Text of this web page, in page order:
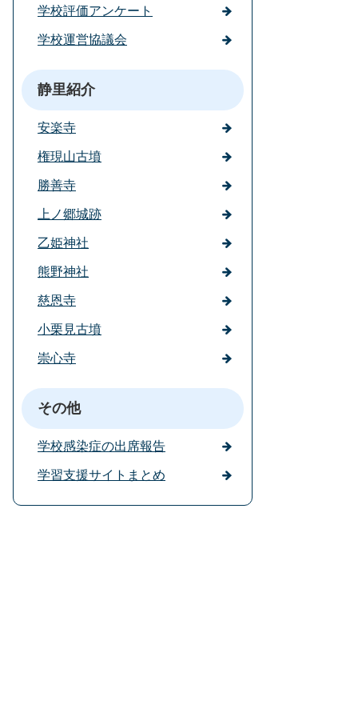
学校評価アンケート
学校運営協議会
静里紹介
安楽寺
権現山古墳
勝善寺
上ノ郷城跡
乙姫神社
熊野神社
慈恩寺
小栗見古墳
崇心寺
その他
学校感染症の出席報告
学習支援サイトまとめ